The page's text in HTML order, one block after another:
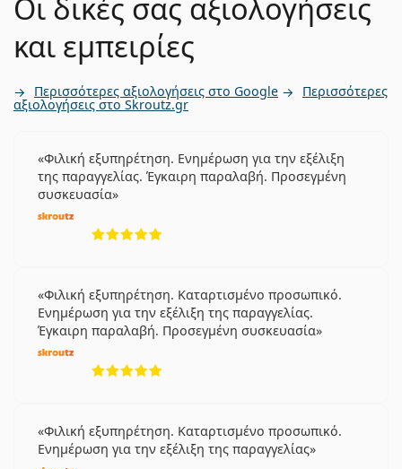
Οι δικές σας αξιολογήσεις
και εμπειρίες
Περισσότερες αξιολογήσεις στο Google Περισσότερες
αξιολογήσεις στο Skroutz.gr
Φιλική εξυπηρέτηση. Ενημέρωση για την εξέλιξη
της παραγγελίας. Έγκαιρη παραλαβή. Προσεγμένη
συσκευασία
Φιλική εξυπηρέτηση. Καταρτισμένο προσωπικό.
Ενημέρωση για την εξέλιξη της παραγγελίας.
Έγκαιρη παραλαβή. Προσεγμένη συσκευασία
Φιλική εξυπηρέτηση. Καταρτισμένο προσωπικό.
Ενημέρωση για την εξέλιξη της παραγγελίας